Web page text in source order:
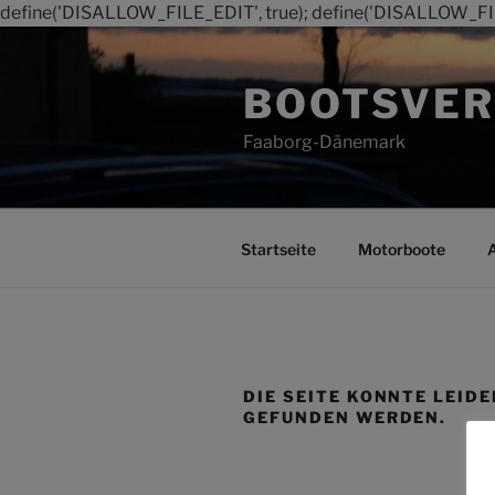
define('DISALLOW_FILE_EDIT', true);
Faaborg-Dänemark
Startseite Motorboote
DIE SEITE KONNTE
GEFUNDEN WERDEN.